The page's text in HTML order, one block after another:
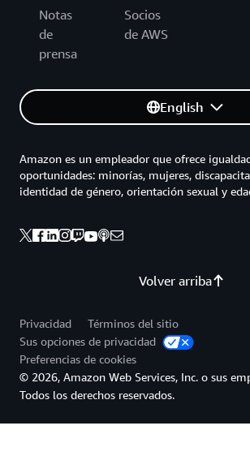
Notas
de
prensa
Socios
de AWS
English
Volver arriba
Amazon es un empleador que ofrece
oportunidades: minorías, mujeres,
identidad de género, orientación sexual y
Privacidad
Términos del sitio
Sus opciones de privacidad
Preferencias de cookies
© 2026, Amazon Web Services, Inc. o sus
Todos los derechos reservados.